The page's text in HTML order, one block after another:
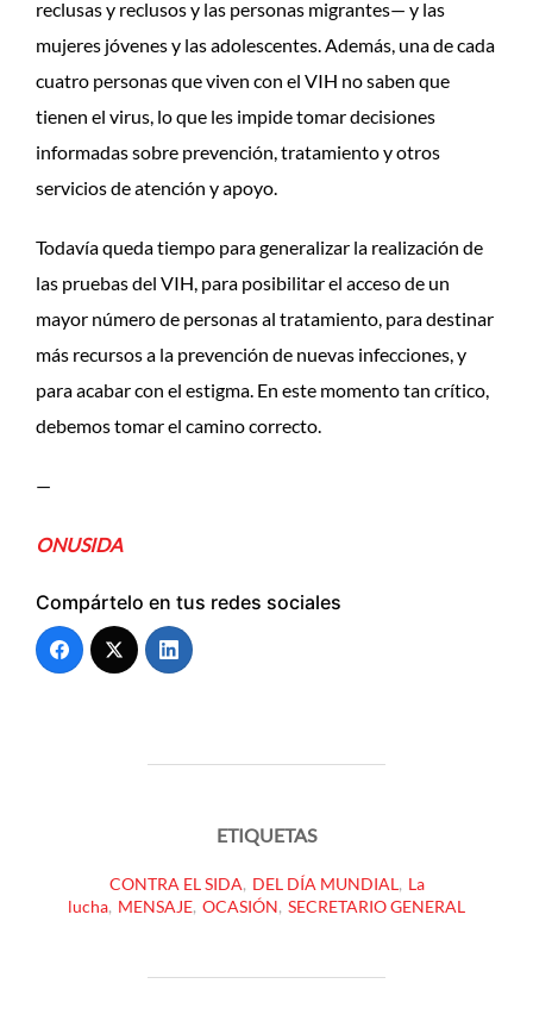
reclusas y reclusos y las personas migrantes— y las
mujeres jóvenes y las adolescentes. Además, una de cada
cuatro personas que viven con el VIH no saben que
tienen el virus, lo que les impide tomar decisiones
informadas sobre prevención, tratamiento y otros
servicios de atención y apoyo.
Todavía queda tiempo para generalizar la realización de
las pruebas del VIH, para posibilitar el acceso de un
mayor número de personas al tratamiento, para destinar
más recursos a la prevención de nuevas infecciones, y
para acabar con el estigma. En este momento tan crítico,
debemos tomar el camino correcto.
—
ONUSIDA
Compártelo en tus redes sociales
ETIQUETAS
CONTRA EL SIDA, DEL DÍA MUNDIAL, La
lucha, MENSAJE, OCASIÓN, SECRETARIO GENERAL